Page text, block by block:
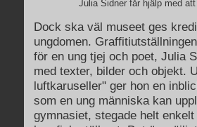
Julia Sidner får hjälp med
Dock ska väl museet ges
ungdomen.
för en ung tjej och poet, Julia
med texter, bilder och objekt.
luftkaruseller" ger hon en
som en ung människa kan
gymnasiet, stegade helt